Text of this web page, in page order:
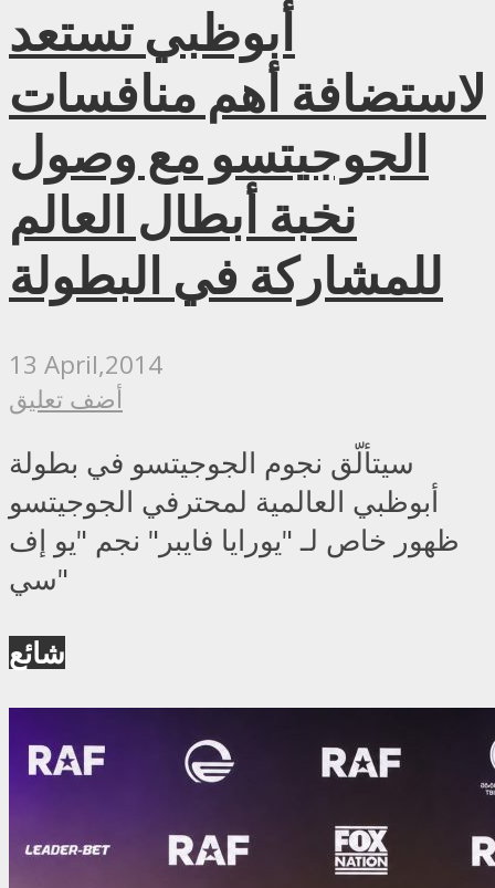
أبوظبي تستعد
لاستضافة أهم منافسات
الجوجيتسو مع وصول
نخبة أبطال العالم
للمشاركة في البطولة
13 April,2014
أضف تعليق
سيتألّق نجوم الجوجيتسو في بطولة
أبوظبي العالمية لمحترفي الجوجيتسو
ظهور خاص لـ "يورايا فايبر" نجم "يو إف
سي"
شائع